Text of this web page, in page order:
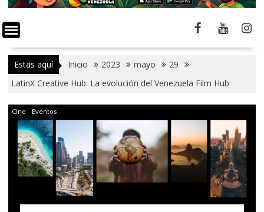
Estas aquí Inicio 2023 mayo
29
LatinX Creative Hub: La evolución del Venezuela Film Hub
Cine Eventos